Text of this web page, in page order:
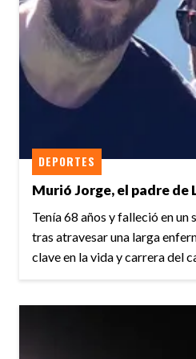
Murió Jorge, el padre de
DEPORTES
Tenía 68 años y falleció en un
tras atravesar una larga
clave en la vida y carrera del